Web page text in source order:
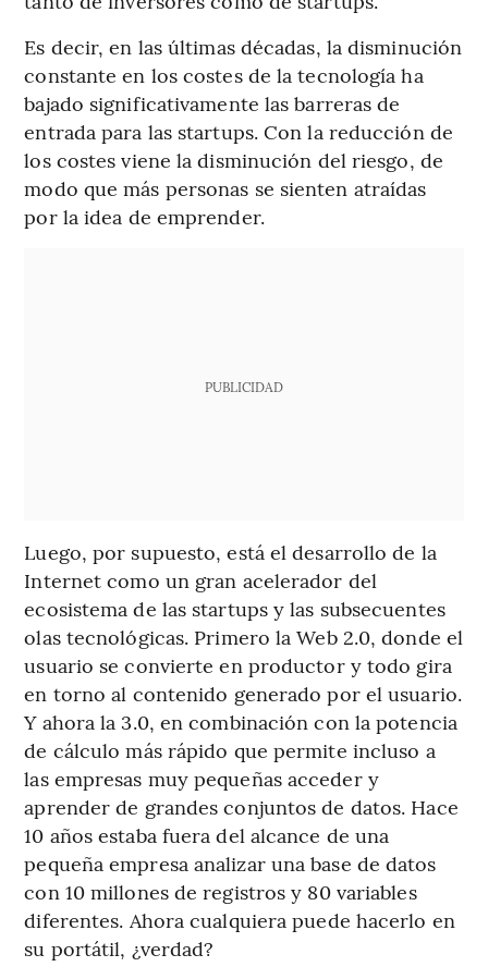
Es decir, en las últimas décadas, la disminución
constante en los costes de la tecnología ha
bajado significativamente las barreras de
entrada para las startups. Con la reducción de
los costes viene la disminución del riesgo, de
modo que más personas se sienten atraídas
por la idea de emprender.
PUBLICIDAD
Luego, por supuesto, está el desarrollo de la
Internet como un gran acelerador del
ecosistema de las startups y las subsecuentes
olas tecnológicas. Primero la Web 2.0, donde el
usuario se convierte en productor y todo gira
en torno al contenido generado por el usuario.
Y ahora la 3.0, en combinación con la potencia
de cálculo más rápido que permite incluso a
las empresas muy pequeñas acceder y
aprender de grandes conjuntos de datos. Hace
10 años estaba fuera del alcance de una
pequeña empresa analizar una base de datos
con 10 millones de registros y 80 variables
diferentes. Ahora cualquiera puede hacerlo en
su portátil, ¿verdad?